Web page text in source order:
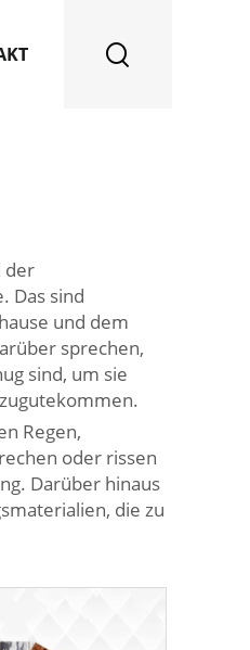
der
Das sind
und dem
sprechen,
sind, um sie
Regen,
oder rissen
Darüber hinaus
die zu